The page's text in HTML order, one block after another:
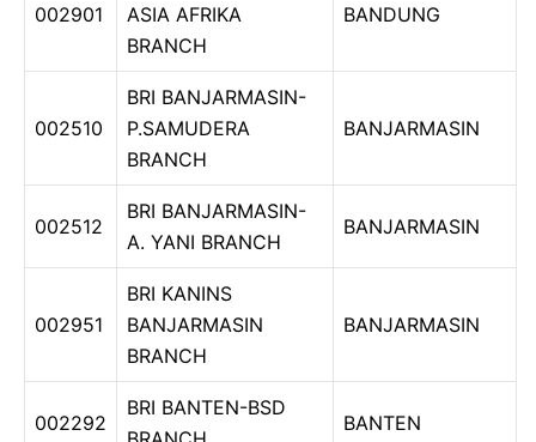
002901
ASIA AFRIKA
BRANCH
BANDUNG
002510
BRI BANJARMASIN-
P.SAMUDERA
BRANCH
BANJARMASIN
002512
BRI BANJARMASIN-
A. YANI BRANCH
BANJARMASIN
002951
BRI KANINS
BANJARMASIN
BRANCH
BANJARMASIN
002292
BRI BANTEN-BSD
BANTEN